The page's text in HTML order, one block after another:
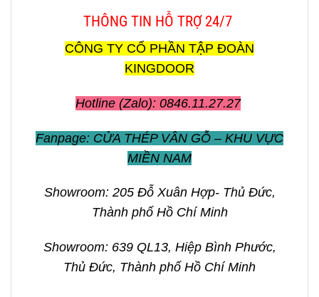
THÔNG TIN HỖ TRỢ 24/7
CÔNG TY CỔ PHẦN TẬP ĐOÀN
KINGDOOR
Hotline (Zalo): 0846.11.27.27
Fanpage: CỬA THÉP VÂN GỖ – KHU VỰC
MIỀN NAM
Showroom: 205 Đỗ Xuân Hợp- Thủ Đức,
Thành phố Hồ Chí Minh
Showroom: 639 QL13, Hiệp Bình Phước,
Thủ Đức, Thành phố Hồ Chí Minh